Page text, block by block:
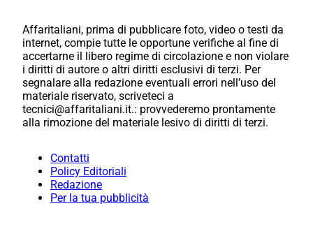
Affaritaliani, prima di pubblicare foto, video o testi da
internet, compie tutte le opportune verifiche al fine di
accertarne il libero regime di circolazione e non violare
i diritti di autore o altri diritti esclusivi di terzi. Per
segnalare alla redazione eventuali errori nell’uso del
materiale riservato, scriveteci a
tecnici@affaritaliani.it.: provvederemo prontamente
alla rimozione del materiale lesivo di diritti di terzi.
Contatti
Policy Editoriali
Redazione
Per la tua pubblicità